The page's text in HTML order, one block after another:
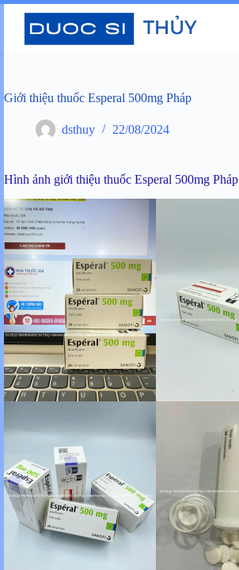
Chuyển
Giới thiệu thuốc Esperal 500mg Pháp
dsthuy 22/08/2024
Hình ảnh giới thiệu thuốc Esperal 500mg Pháp